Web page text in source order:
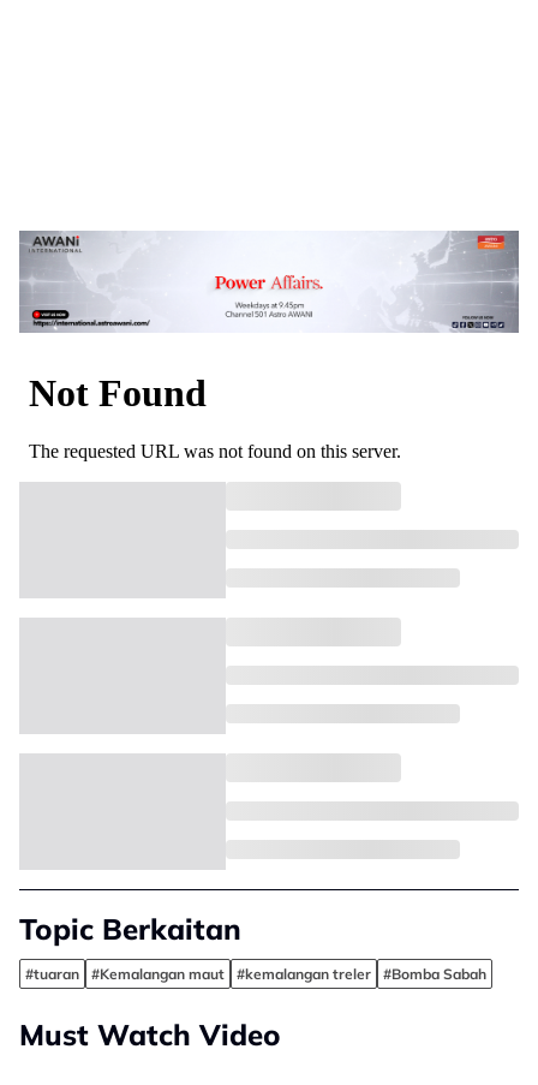
Topic Berkaitan
#tuaran #Kemalangan maut #kemalangan treler #Bomba Sabah
Must Watch Video